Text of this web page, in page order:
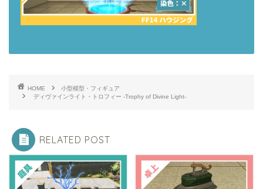
HOME
小型模型・フィギュア
ディヴァインライト・トロフィー -Trophy of Divine Light-
RELATED POST